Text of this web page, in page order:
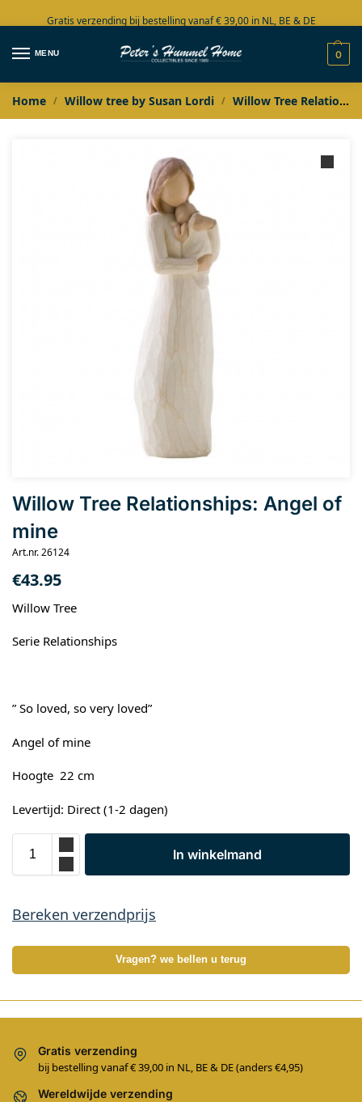
Gratis verzending bij bestelling vanaf € 39,00 in NL, BE & DE
Grote collectie in voorraad
MENU 0
Home / Willow tree by Susan Lordi / Willow Tree Relationships
Willow Tree Relationships: Angel of
mine
Art.nr. 26124
€43.95
Willow Tree
Serie Relationships
” So loved, so very loved”
Angel of mine
Hoogte 22 cm
Levertijd: Direct (1-2 dagen)
In winkelmand
Bereken verzendprijs
Vragen? we bellen u terug
Gratis verzending
bij bestelling vanaf € 39,00 in NL, BE & DE (anders €4,95)
Wereldwijde verzending